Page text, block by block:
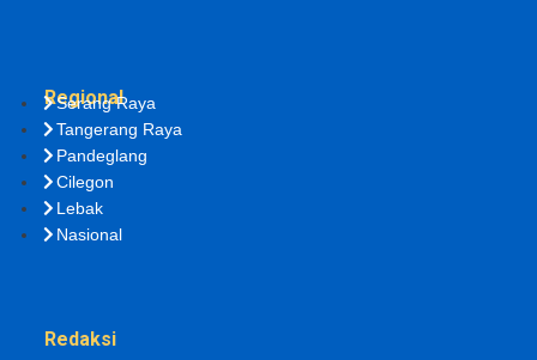
Regional
Serang Raya
Tangerang Raya
Pandeglang
Cilegon
Lebak
Nasional
Redaksi